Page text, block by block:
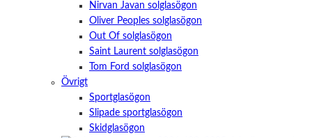
Nirvan Javan solglasögon
Oliver Peoples solglasögon
Out Of solglasögon
Saint Laurent solglasögon
Tom Ford solglasögon
Övrigt
Sportglasögon
Slipade sportglasögon
Skidglasögon